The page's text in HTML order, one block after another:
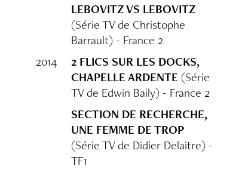
LEBOVITZ VS LEBOVITZ
(Série TV de Christophe
Barrault) - France 2
2014
2 FLICS SUR LES DOCKS,
CHAPELLE ARDENTE (Série
TV de Edwin Baily) - France 2
SECTION DE RECHERCHE,
UNE FEMME DE TROP
(Série TV de Didier Delaitre) -
TF1